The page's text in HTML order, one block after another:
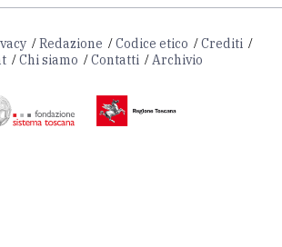
Redazione Codice etico
Crediti
Chi siamo Contatti Archivio